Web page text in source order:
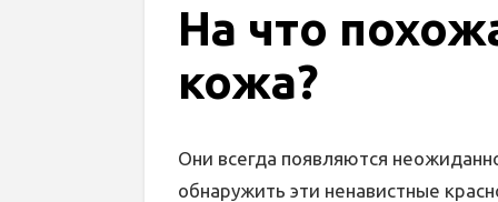
На что
кожа?
Они всегда появляются
обнаружить эти ненавистные